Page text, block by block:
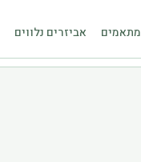
מתאמים אביזרים נלווים